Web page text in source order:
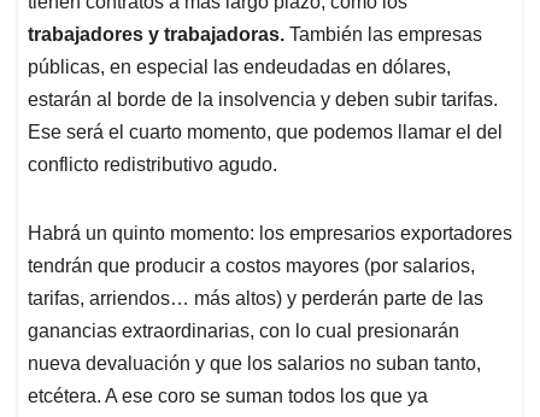
trabajadores y trabajadoras. También las empresas
públicas, en especial las endeudadas en dólares,
estarán al borde de la insolvencia y deben subir tarifas.
Ese será el cuarto momento, que podemos llamar el del
conflicto redistributivo agudo.
Habrá un quinto momento: los empresarios exportadores
tendrán que producir a costos mayores (por salarios,
tarifas, arriendos… más altos) y perderán parte de las
ganancias extraordinarias, con lo cual presionarán
nueva devaluación y que los salarios no suban tanto,
etcétera. A ese coro se suman todos los que ya